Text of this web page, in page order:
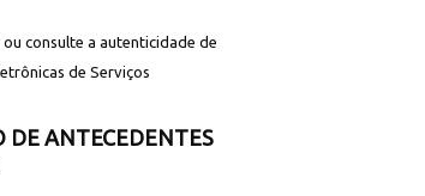
ou consulte a autenticidade de
de Serviços
DE ANTECEDENTES